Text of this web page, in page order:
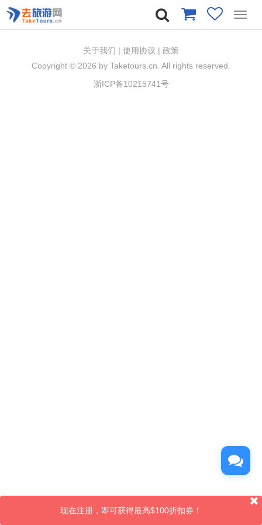
关于我们 | 使用协议 | 政策
Copyright © 2026 by Taketours.cn. All rights reserved.
浙ICP备10215741号
现在注册，即可获得最高$100折扣券！